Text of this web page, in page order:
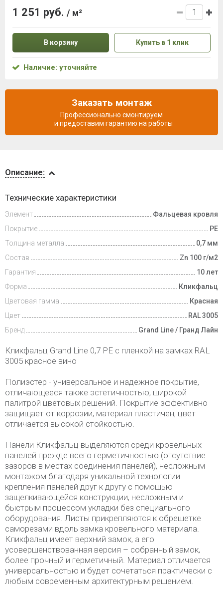
и оплата
Описание:
Технические характеристики
Элемент
Фальцевая кровля
Покрытие
PE
Толщина металла
0,7 мм
Состав
Zn 100 г/м2
Гарантия
10 лет
Форма
Кликфальц
Цветовая гамма
Красная
Цвет
RAL 3005
Бренд
Grand Line / Гранд Лайн
Кликфальц Grand Line 0,7 PE с пленкой на замках RAL
3005 красное вино
Полиэстер - универсальное и надежное покрытие,
отличающееся также эстетичностью, широкой
палитрой цветовых решений. Покрытие эффективно
защищает от коррозии, материал пластичен, цвет
отличается высокой стойкостью.
Панели Кликфальц выделяются среди кровельных
панелей прежде всего герметичностью (отсутствие
зазоров в местах соединения панелей), несложным
монтажом благодаря уникальной технологии
крепления панелей друг к другу с помощью
защелкивающейся конструкции, несложным и
быстрым процессом укладки без специального
оборудования. Листы прикрепляются к обрешетке
саморезами вдоль замка кровельного материала.
Кликфальц имеет верхний замок, а его
усовершенствованная версия – собранный замок,
более прочный и герметичный. Материал отличается
универсальностью и будет сочетаться практически с
любым современным архитектурным решением.
1 251 руб. / м²
В корзину Купить в 1 клик
Наличие: уточняйте
Заказать монтаж
Профессионально смонтируем
и предоставим гарантию на работы